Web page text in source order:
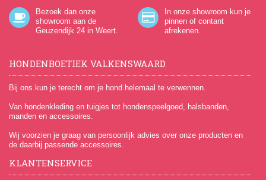
Bezoek dan onze
showroom aan de
Geuzendijk 24 in Weert.
In onze showroom kun je
pinnen of contant
afrekenen.
HONDENBOETIEK VALKENSWAARD
Bij ons kun je terecht om je hond helemaal te verwennen.
Van hondenkleding en tuigjes tot hondenspeelgoed, halsbanden,
manden en accessoires.
Wij voorzien je graag van persoonlijk advies over onze producten en
de daarbij passende accessoires.
KLANTENSERVICE